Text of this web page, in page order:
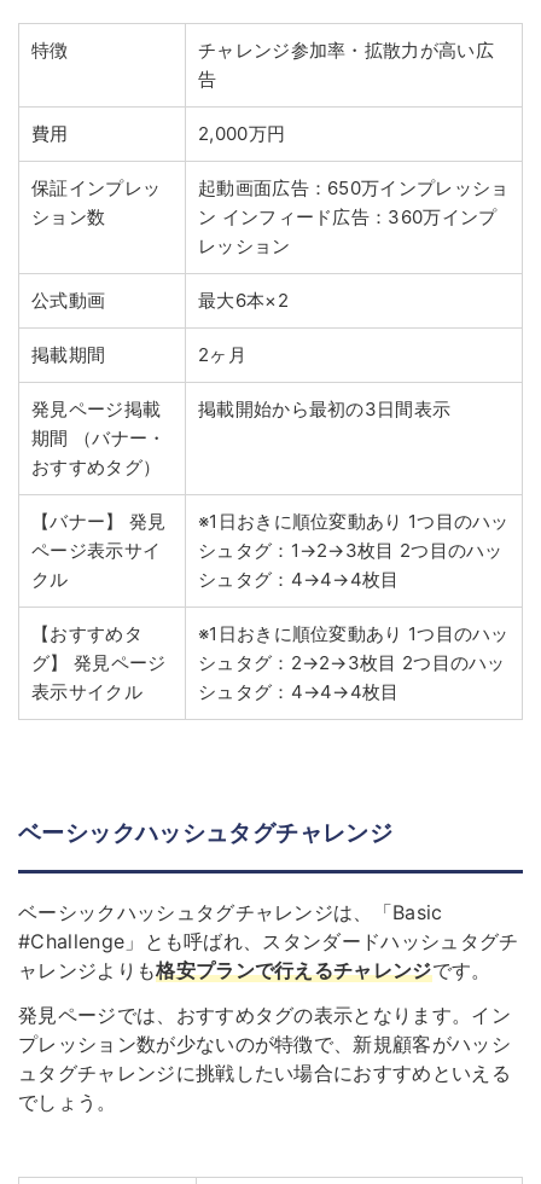
特徴
チャレンジ参加率・拡散力が高い広
告
費用 2,000万円
保証インプレッ
ション数
起動画面広告：650万インプレッショ
ン インフィード広告：360万インプ
レッション
公式動画 最大6本×2
掲載期間 2ヶ月
発見ページ掲載
期間
（バナー・
おすすめタグ）
掲載開始から最初の3日間表示
【バナー】
発見
ページ表示サイ
クル
※1日おきに順位変動あり 1つ目のハッ
シュタグ：1→2→3枚目 2つ目のハッ
シュタグ：4→4→4枚目
【おすすめタ
グ】
発見ページ
表示サイクル
※1日おきに順位変動あり 1つ目のハッ
シュタグ：2→2→3枚目 2つ目のハッ
シュタグ：4→4→4枚目
ベーシックハッシュタグチャレンジ
ベーシックハッシュタグチャレンジは、「Basic
#Challenge」とも呼ばれ、スタンダードハッシュタグチ
ャレンジよりも格安プランで行えるチャレンジです。
発見ページでは、おすすめタグの表示となります。イン
プレッション数が少ないのが特徴で、新規顧客がハッシ
ュタグチャレンジに挑戦したい場合におすすめといえる
でしょう。